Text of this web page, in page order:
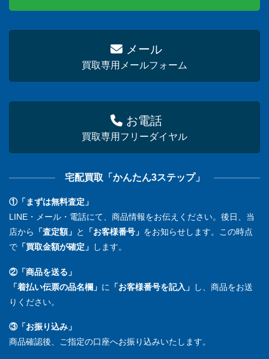
メール
買取専用メールフォーム
お電話
買取専用フリーダイヤル
宅配買取「かんたん3ステップ」
①「まずは無料査定」
LINE・メール・電話にて、商品情報をお伝えください。後日、当
店から
「査定額」 と 「お客様番号」 をお知らせします。この時点
で 「買取金額が確定」 します。
②「商品を送る」
「着払い伝票の品名欄」 に 「お客様番号を記入」
し、商品をお送
りください。
③「お振り込み」
商品確認後、ご指定の口座へお振り込みいたします。